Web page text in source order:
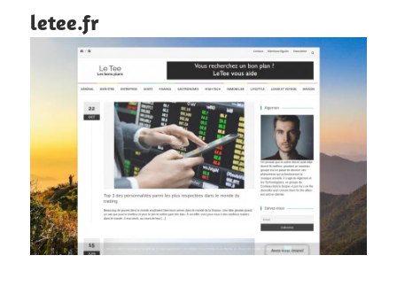
letee.fr